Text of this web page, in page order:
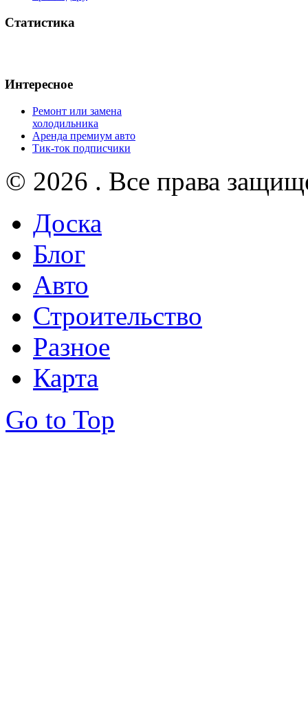
Статистика
Интересное
Ремонт или замена
холодильника
Аренда премиум авто
Тик-ток подписчики
© 2026 . Все права
Доска
Блог
Авто
Строительство
Разное
Карта
Go to Top